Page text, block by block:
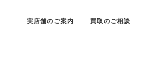
実店舗のご案内 買取のご相談